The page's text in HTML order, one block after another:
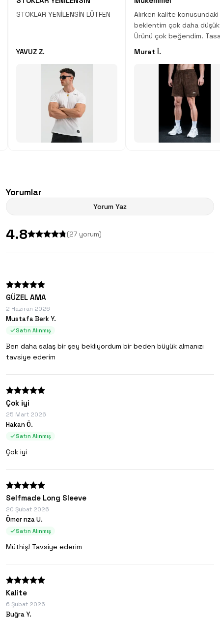
STOKLAR YENİLENSİN LÜTFEN
YAVUZ Z.
Alırken kalite konusundaki
beklentim çok daha
Ürünü çok beğendim.
desen, kumaş kalitesi
Murat İ.
Yorumlar
Yorum Yaz
4.8 (27 yorum)
GÜZEL AMA
2 Haziran 2026
Mustafa Berk Y.
Satın Alınmış
Ben daha salaş bir şey bekliyordum bir beden büyük almanızı
tavsiye ederim
Çok iyi
25 Mart 2026
Hakan Ö.
Satın Alınmış
Çok iyi
Selfmade Long Sleeve
20 Şubat 2026
Ömer rıza U.
Satın Alınmış
Müthiş! Tavsiye ederim
Kalite
6 Şubat 2026
Buğra Y.